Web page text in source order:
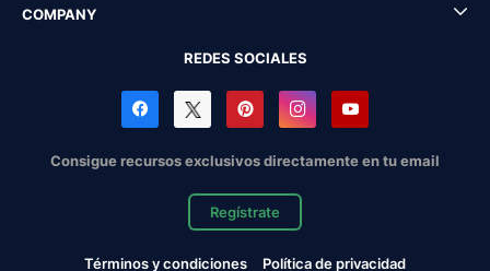
COMPANY
REDES SOCIALES
Consigue recursos exclusivos directamente en tu email
Regístrate
Términos y condiciones
Política de privacidad